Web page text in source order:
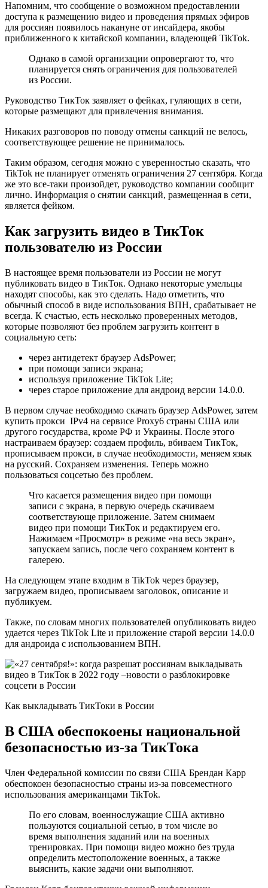
Напомним, что сообщение о возможном предоставлении
доступа к размещению видео и проведения прямых эфиров
для россиян появилось накануне от инсайдера, якобы
приближенного к китайской компании, владеющей TikTok.
Однако в самой организации опровергают то, что
планируется снять ограничения для пользователей
из России.
Руководство ТикТок заявляет о фейках, гуляющих в сети,
которые размещают для привлечения внимания.
Никаких разговоров по поводу отмены санкций не велось,
соответствующее решение не принималось.
Таким образом, сегодня можно с уверенностью сказать, что
TikTok не планирует отменять ограничения 27 сентября. Когда
же это все-таки произойдет, руководство компании сообщит
лично. Информация о снятии санкций, размещенная в сети,
является фейком.
Как загрузить видео в ТикТок
пользователю из России
В настоящее время пользователи из России не могут
публиковать видео в ТикТок. Однако некоторые умельцы
находят способы, как это сделать. Надо отметить, что
обычный способ в виде использования ВПН, срабатывает не
всегда. К счастью, есть несколько проверенных методов,
которые позволяют без проблем загрузить контент в
социальную сеть:
через антидетект браузер AdsPower;
при помощи записи экрана;
используя приложение TikTok Lite;
через старое приложение для андроид версии 14.0.0.
В первом случае необходимо скачать браузер AdsPower, затем
купить прокси IPv4 на сервисе Proxy6 страны США или
другого государства, кроме РФ и Украины. После этого
настраиваем браузер: создаем профиль, вбиваем ТикТок,
прописываем прокси, в случае необходимости, меняем язык
на русский. Сохраняем изменения. Теперь можно
пользоваться соцсетью без проблем.
Что касается размещения видео при помощи
записи с экрана, в первую очередь скачиваем
соответствующе приложение. Затем снимаем
видео при помощи ТикТок и редактируем его.
Нажимаем «Просмотр» в режиме «на весь экран»,
запускаем запись, после чего сохраняем контент в
галерею.
На следующем этапе входим в TikTok через браузер,
загружаем видео, прописываем заголовок, описание и
публикуем.
Также, по словам многих пользователей опубликовать видео
удается через TikTok Lite и приложение старой версии 14.0.0
для андроида с использованием ВПН.
Как выкладывать ТикТоки в России
В США обеспокоены национальной
безопасностью из-за ТикТока
Член Федеральной комиссии по связи США Брендан Карр
обеспокоен безопасностью страны из-за повсеместного
использования американцами TikTok.
По его словам, военнослужащие США активно
пользуются социальной сетью, в том числе во
время выполнения заданий или на военных
тренировках. При помощи видео можно без труда
определить местоположение военных, а также
выяснить, какие задачи они выполняют.